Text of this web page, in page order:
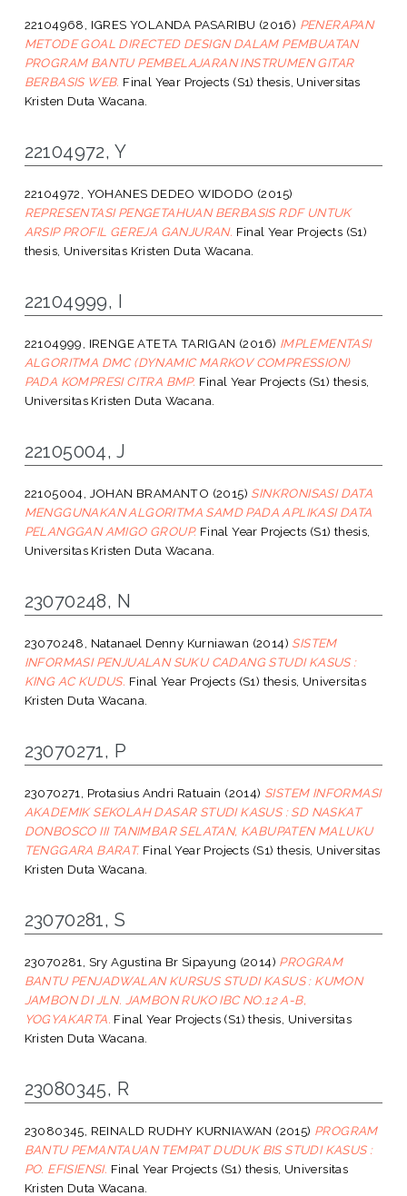
22104968, IGRES YOLANDA PASARIBU (2016) PENERAPAN
METODE GOAL DIRECTED DESIGN DALAM PEMBUATAN
PROGRAM BANTU PEMBELAJARAN INSTRUMEN GITAR
BERBASIS WEB. Final Year Projects (S1) thesis, Universitas
Kristen Duta Wacana.
22104972, Y
22104972, YOHANES DEDEO WIDODO (2015)
REPRESENTASI PENGETAHUAN BERBASIS RDF UNTUK
ARSIP PROFIL GEREJA GANJURAN. Final Year Projects (S1)
thesis, Universitas Kristen Duta Wacana.
22104999, I
22104999, IRENGE ATETA TARIGAN (2016) IMPLEMENTASI
ALGORITMA DMC (DYNAMIC MARKOV COMPRESSION)
PADA KOMPRESI CITRA BMP. Final Year Projects (S1) thesis,
Universitas Kristen Duta Wacana.
22105004, J
22105004, JOHAN BRAMANTO (2015) SINKRONISASI DATA
MENGGUNAKAN ALGORITMA SAMD PADA APLIKASI DATA
PELANGGAN AMIGO GROUP. Final Year Projects (S1) thesis,
Universitas Kristen Duta Wacana.
23070248, N
23070248, Natanael Denny Kurniawan (2014) SISTEM
INFORMASI PENJUALAN SUKU CADANG STUDI KASUS :
KING AC KUDUS. Final Year Projects (S1) thesis, Universitas
Kristen Duta Wacana.
23070271, P
23070271, Protasius Andri Ratuain (2014) SISTEM INFORMASI
AKADEMIK SEKOLAH DASAR STUDI KASUS : SD NASKAT
DONBOSCO III TANIMBAR SELATAN, KABUPATEN MALUKU
TENGGARA BARAT. Final Year Projects (S1) thesis, Universitas
Kristen Duta Wacana.
23070281, S
23070281, Sry Agustina Br Sipayung (2014) PROGRAM
BANTU PENJADWALAN KURSUS STUDI KASUS : KUMON
JAMBON DI JLN. JAMBON RUKO IBC NO.12 A-B,
YOGYAKARTA. Final Year Projects (S1) thesis, Universitas
Kristen Duta Wacana.
23080345, R
23080345, REINALD RUDHY KURNIAWAN (2015) PROGRAM
BANTU PEMANTAUAN TEMPAT DUDUK BIS STUDI KASUS :
PO. EFISIENSI. Final Year Projects (S1) thesis, Universitas
Kristen Duta Wacana.